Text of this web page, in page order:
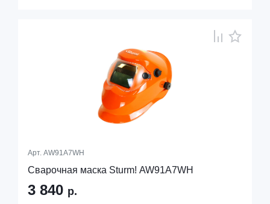
Арт. AW91A7WH
Сварочная маска Sturm! AW91A7WH
3 840 р.